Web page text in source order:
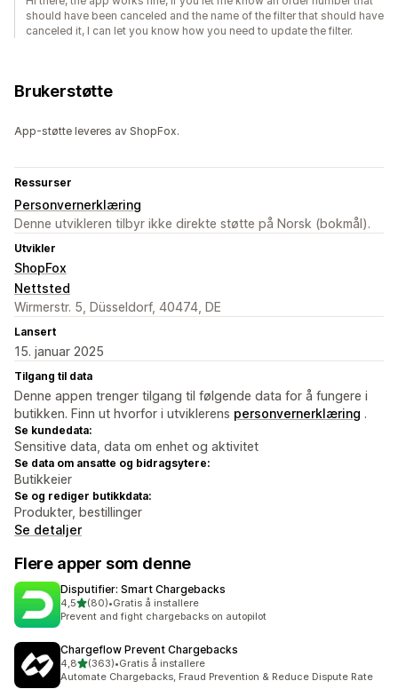
should have been canceled and the name of the filter that should have
canceled it, I can let you know how you need to update the filter.
Brukerstøtte
App-støtte leveres av ShopFox.
Ressurser
Personvernerklæring
Denne utvikleren tilbyr ikke direkte støtte på Norsk (bokmål).
Utvikler
ShopFox
Nettsted
Wirmerstr. 5, Düsseldorf, 40474, DE
Lansert
15. januar 2025
Tilgang til data
Denne appen trenger tilgang til følgende data for å fungere i
butikken. Finn ut hvorfor i utviklerens personvernerklæring .
Se kundedata:
Sensitive data, data om enhet og aktivitet
Se data om ansatte og bidragsytere:
Butikkeier
Se og rediger butikkdata:
Produkter, bestillinger
Se detaljer
Flere apper som denne
Disputifier: Smart Chargebacks
4,5av 5 stjerner
(80)
Totalt 80 omtaler
•Gratis å installere
Prevent and fight chargebacks on autopilot
Chargeflow Prevent Chargebacks
4,8av 5 stjerner
(363)
Totalt 363 omtaler
•Gratis å installere
Automate Chargebacks, Fraud Prevention & Reduce Dispute Rate